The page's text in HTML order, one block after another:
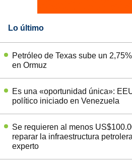
Lo último
Petróleo de Texas sube un
en Ormuz
Es una «oportunidad única»:
político iniciado en Venezuela
Se requieren al menos
reparar la infraestructura
experto